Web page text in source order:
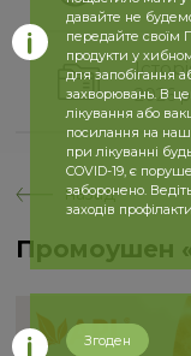
2026
назад
Промоушен
давайте не
передайте своїм
продукти у
для запобігання
захворювань. В
лікування або
посилання на
при лікуванні
COVID-19, є
заборонено.
заходів
Згоден